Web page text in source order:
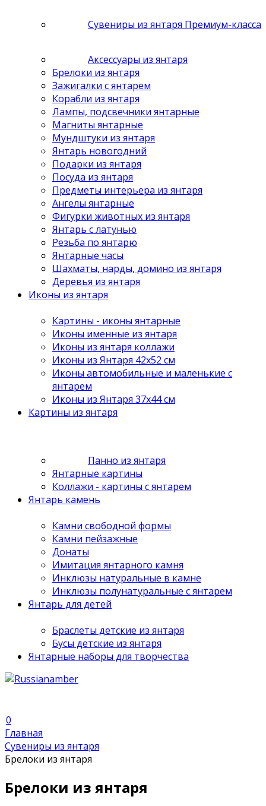
Сувениры из янтаря Премиум-класса
Аксессуары из янтаря
Брелоки из янтаря
Зажигалки с янтарем
Корабли из янтаря
Лампы, подсвечники янтарные
Магниты янтарные
Мундштуки из янтаря
Янтарь новогодний
Подарки из янтаря
Посуда из янтаря
Предметы интерьера из янтаря
Ангелы янтарные
Фигурки животных из янтаря
Янтарь с латунью
Резьба по янтарю
Янтарные часы
Шахматы, нарды, домино из янтаря
Деревья из янтаря
Иконы из янтаря
Картины - иконы янтарные
Иконы именные из янтаря
Иконы из янтаря коллажи
Иконы из Янтаря 42х52 см
Иконы автомобильные и маленькие с
янтарем
Иконы из Янтаря 37х44 см
Картины из янтаря
Панно из янтаря
Янтарные картины
Коллажи - картины с янтарем
Янтарь камень
Камни свободной формы
Камни пейзажные
Донаты
Имитация янтарного камня
Инклюзы натуральные в камне
Инклюзы полунатуральные с янтарем
Янтарь для детей
Браслеты детские из янтаря
Бусы детские из янтаря
Янтарные наборы для творчества
0
Главная
Сувениры из янтаря
Брелоки из янтаря
Брелоки из янтаря